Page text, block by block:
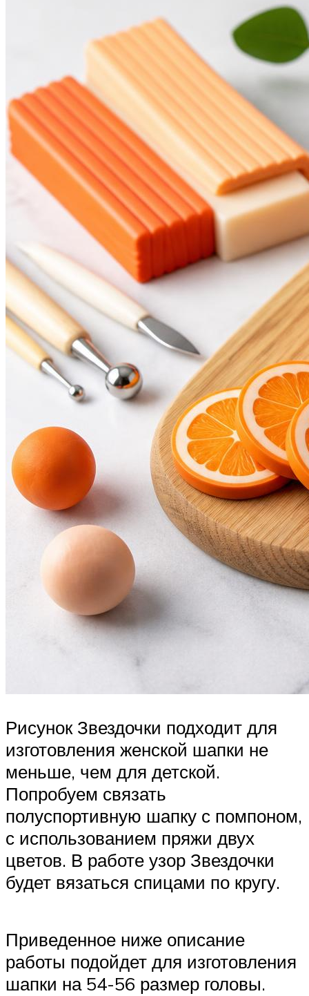
Рисунок Звездочки подходит для
изготовления женской шапки не
меньше, чем для детской.
Попробуем связать
полуспортивную шапку с помпоном,
с использованием пряжи двух
цветов. В работе узор Звездочки
будет вязаться спицами по кругу.
Приведенное ниже описание
работы подойдет для изготовления
шапки на 54-56 размер головы.